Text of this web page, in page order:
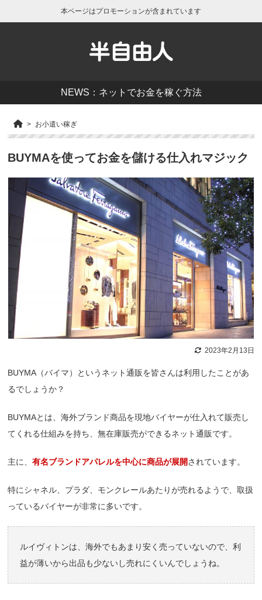
本ページはプロモーションが含まれています
半自由人
NEWS：ネットでお金を稼ぐ方法
お小遣い稼ぎ
BUYMAを使ってお金を儲ける仕入れマジック
2023年2月13日
BUYMA（バイマ）というネット通販を皆さんは利用したことがあ
るでしょうか？
BUYMAとは、海外ブランド商品を現地バイヤーが仕入れて販売し
てくれる仕組みを持ち、無在庫販売ができるネット通販です。
主に、有名ブランドアパレルを中心に商品が展開されています。
特にシャネル、プラダ、モンクレールあたりが売れるようで、取扱
っているバイヤーが非常に多いです。
ルイヴィトンは、海外でもあまり安く売っていないので、利
益が薄いから出品も少ないし売れにくいんでしょうね。